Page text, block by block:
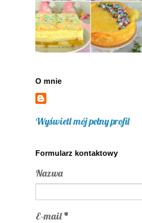
O mnie
Wyświetl mój pełny profil
Formularz kontaktowy
Nazwa
E-mail*